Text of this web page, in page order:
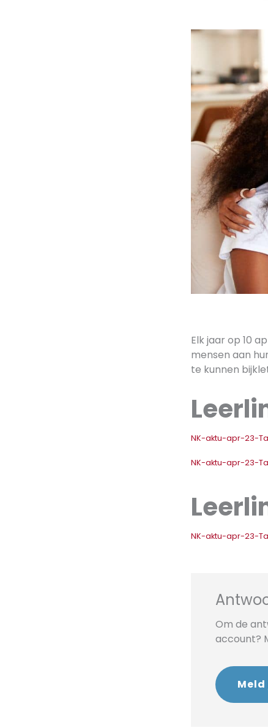
Elk jaar op 10
mensen aan
te kunnen
NK-aktu-apr-23-
NK-aktu-apr-23-
NK-aktu-apr-23-
Om de
account?